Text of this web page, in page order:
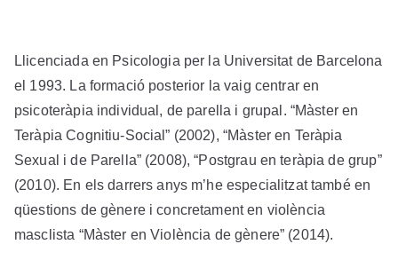
Llicenciada en Psicologia per la Universitat de Barcelona
el 1993. La formació posterior la vaig centrar en
psicoteràpia individual, de parella i grupal. “Màster en
Teràpia Cognitiu-Social” (2002), “Màster en Teràpia
Sexual i de Parella” (2008), “Postgrau en teràpia de grup”
(2010). En els darrers anys m’he especialitzat també en
qüestions de gènere i concretament en violència
masclista “Màster en Violència de gènere” (2014).